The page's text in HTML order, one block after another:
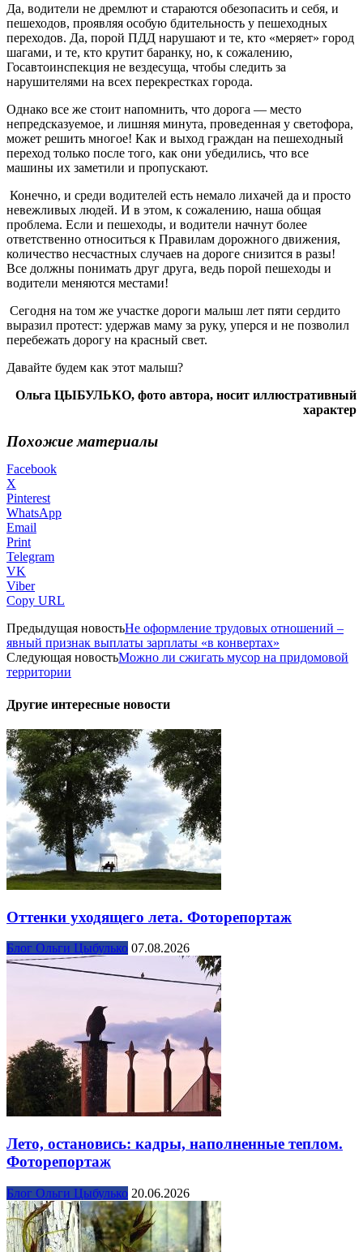
Да, водители не дремлют и стараются обезопасить и себя, и
пешеходов, проявляя особую бдительность у пешеходных
переходов. Да, порой ПДД нарушают и те, кто «меряет» город
шагами, и те, кто крутит баранку, но, к сожалению,
Госавтоинспекция не вездесуща, чтобы следить за
нарушителями на всех перекрестках города.
Однако все же стоит напомнить, что дорога — место
непредсказуемое, и лишняя минута, проведенная у светофора,
может решить многое! Как и выход граждан на пешеходный
переход только после того, как они убедились, что все
машины их заметили и пропускают.
Конечно, и среди водителей есть немало лихачей да и просто
невежливых людей. И в этом, к сожалению, наша общая
проблема. Если и пешеходы, и водители начнут более
ответственно относиться к Правилам дорожного движения,
количество несчастных случаев на дороге снизится в разы!
Все должны понимать друг друга, ведь порой пешеходы и
водители меняются местами!
Сегодня на том же участке дороги малыш лет пяти сердито
выразил протест: удержав маму за руку, уперся и не позволил
перебежать дорогу на красный свет.
Давайте будем как этот малыш?
Ольга ЦЫБУЛЬКО, фото автора, носит иллюстративный
характер
Похожие материалы
Facebook
X
Pinterest
WhatsApp
Email
Print
Telegram
VK
Viber
Copy URL
Предыдущая новостьНе оформление трудовых отношений –
явный признак выплаты зарплаты «в конвертах»
Следующая новостьМожно ли сжигать мусор на придомовой
территории
Другие интересные новости
Оттенки уходящего лета. Фоторепортаж
Блог Ольги Цыбулько 07.08.2026
Лето, остановись: кадры, наполненные теплом.
Фоторепортаж
Блог Ольги Цыбулько 20.06.2026